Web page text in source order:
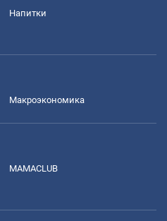
Напитки
Mакроэкономика
MAMACLUB